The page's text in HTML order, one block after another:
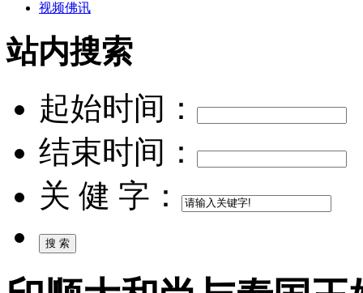
视频佛讯
站内搜索
起始时间：
结束时间：
关 健 字：